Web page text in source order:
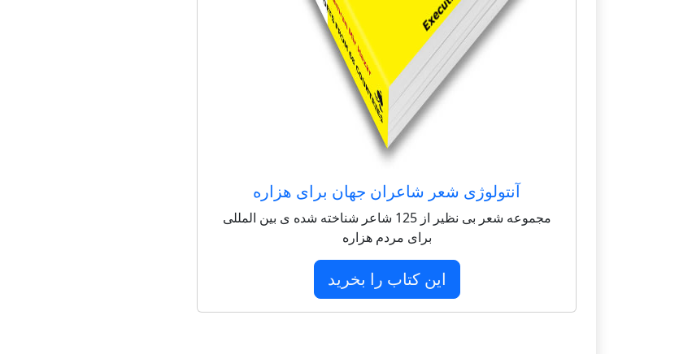
آنتولوژی شعر شاعران جهان برای هزاره
مجموعه شعر بی نظیر از 125 شاعر شناخته شده ی بین المللی
برای مردم هزاره
این کتاب را بخرید